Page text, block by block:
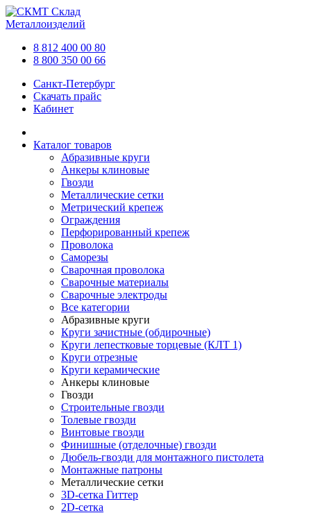
Склад
Металлоизделий
8 812 400 00 80
8 800 350 00 66
Санкт-Петербург
Скачать прайс
Кабинет
Каталог товаров
Абразивные круги
Анкеры клиновые
Гвозди
Металлические сетки
Метрический крепеж
Ограждения
Перфорированный крепеж
Проволока
Саморезы
Сварочная проволока
Сварочные материалы
Сварочные электроды
Все категории
Абразивные круги
Круги зачистные (обдирочные)
Круги лепестковые торцевые (КЛТ 1)
Круги отрезные
Круги керамические
Анкеры клиновые
Гвозди
Строительные гвозди
Толевые гвозди
Винтовые гвозди
Финишные (отделочные) гвозди
Дюбель-гвозди для монтажного пистолета
Монтажные патроны
Металлические сетки
3D-сетка Гиттер
2D-сетка